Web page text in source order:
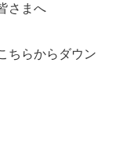
さまへ
ちらからダウン